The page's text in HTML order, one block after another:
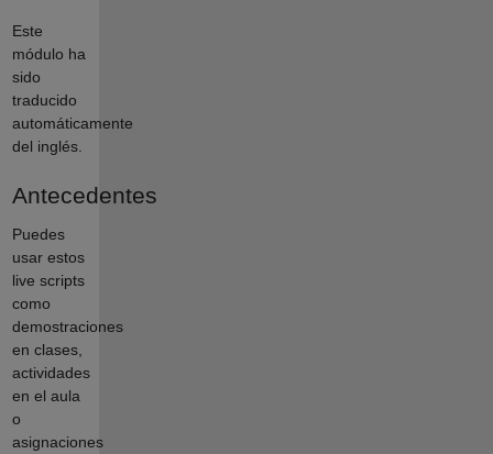
Este
módulo ha
sido
traducido
automáticamente
del inglés.
Antecedentes
Puedes
usar estos
live scripts
como
demostraciones
en clases,
actividades
en el aula
o
asignaciones